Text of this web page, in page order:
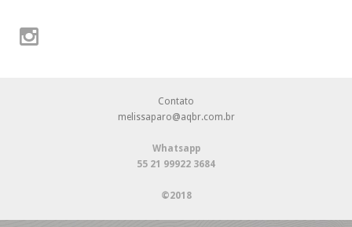
Contato
melissaparo@aqbr.com.br
Whatsapp
55 21 99922 3684
©2018